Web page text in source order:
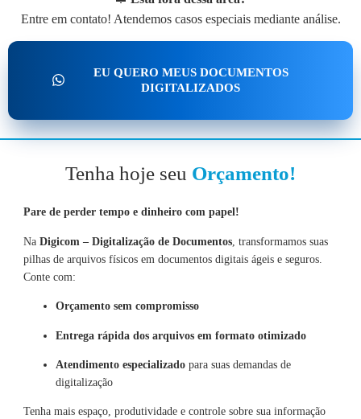
Entre em contato! Atendemos casos especiais mediante análise.
EU QUERO MEUS DOCUMENTOS
DIGITALIZADOS
Tenha hoje seu Orçamento!
Pare de perder tempo e dinheiro com papel!
Na Digicom – Digitalização de Documentos, transformamos suas
pilhas de arquivos físicos em documentos digitais ágeis e seguros.
Conte com:
Orçamento sem compromisso
Entrega rápida dos arquivos em formato otimizado
Atendimento especializadopara suas demandas de
digitalização
Tenha mais espaço, produtividade e controle sobre sua informação